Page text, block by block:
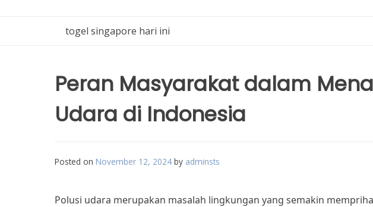
togel singapore hari ini
Peran Masyarakat dalam
Udara di Indonesia
Posted on November 12, 2024 by adminsts
Polusi udara merupakan masalah lingkungan yang semakin